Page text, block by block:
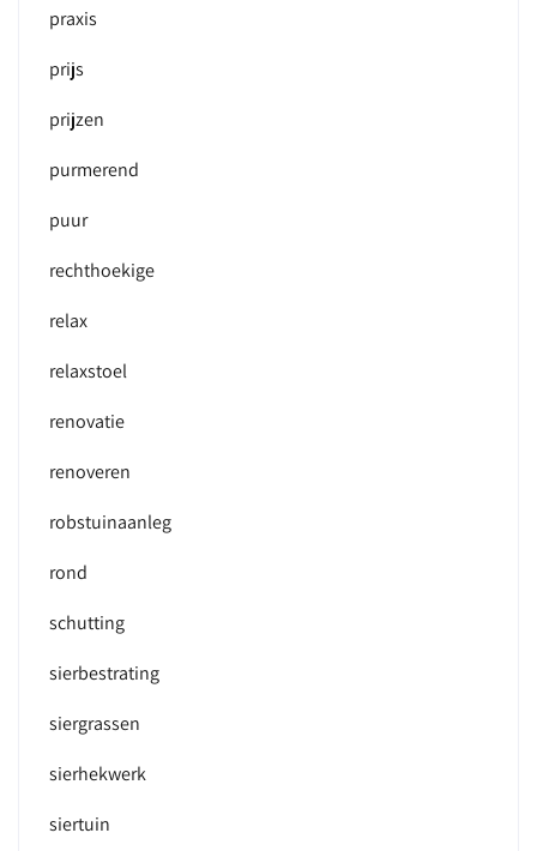
praxis
prijs
prijzen
purmerend
puur
rechthoekige
relax
relaxstoel
renovatie
renoveren
robstuinaanleg
rond
schutting
sierbestrating
siergrassen
sierhekwerk
siertuin